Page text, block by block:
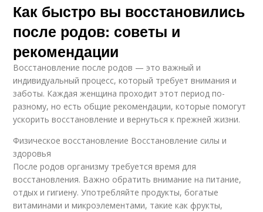
Как быстро вы восстановились
после родов: советы и
рекомендации
Восстановление после родов — это важный и
индивидуальный процесс, который требует внимания и
заботы. Каждая женщина проходит этот период по-
разному, но есть общие рекомендации, которые помогут
ускорить восстановление и вернуться к прежней жизни.
Физическое восстановление Восстановление силы и
здоровья
После родов организму требуется время для
восстановления. Важно обратить внимание на питание,
отдых и гигиену. Употребляйте продукты, богатые
витаминами и микроэлементами, такие как фрукты,